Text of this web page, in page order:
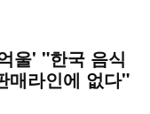
울' "한국 음식
매라인에 없다"